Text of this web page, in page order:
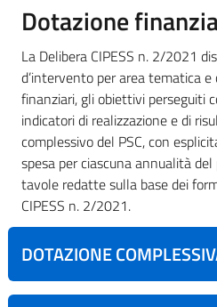
Dotazione
La Delibera CIPESS n. 2/2021
d’intervento per area tematica
finanziari, gli obiettivi perseguiti
indicatori di realizzazione e di
complessivo del PSC, con
spesa per ciascuna annualità
tavole redatte sulla base dei
CIPESS n. 2/2021.
DOTAZIONE